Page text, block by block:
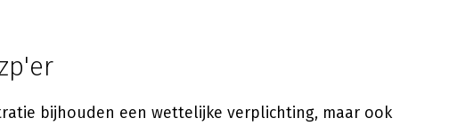
bijhouden een wettelijke verplichting, maar ook